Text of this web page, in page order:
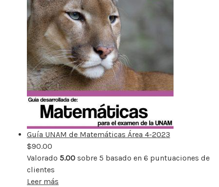
Guía UNAM de Matemáticas Área 4-2023
$90.00
Valorado 5.00 sobre 5 basado en 6 puntuaciones de
clientes
Leer más